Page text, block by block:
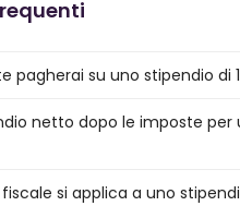
pagherai su uno stipendio di
netto dopo le imposte per
si applica a uno